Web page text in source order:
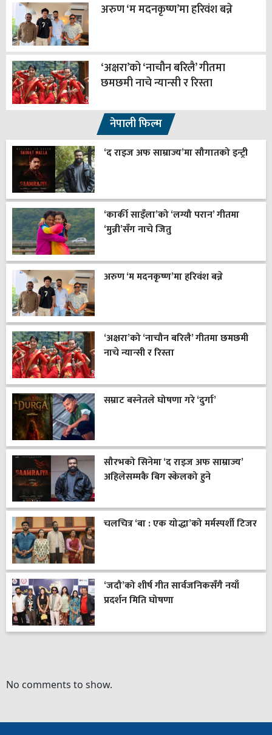
अरुण ‘म मदनकृष्ण’मा हरिवंश बन्ने
‘अक्षरा’को ‘नाचौन बरिलै’ गीतमा
छमछमी नाचे न्यान्सी र रिस्ता
नेपाली फिल्म
‘द राइज अफ साम्राज्य’मा सौगातको इन्ट्री
‘कार्की साइँला’को ‘लग्यौ परान’ गीतमा
‘मुन्नी’सँग नाचे जितु
अरुण ‘म मदनकृष्ण’मा हरिवंश बन्ने
‘अक्षरा’को ‘नाचौन बरिलै’ गीतमा छमछमी
नाचे न्यान्सी र रिस्ता
सम्राट बस्नेतले घोषणा गरे ‘दुर्गा’
सौरभको सिनेमा ‘द राइज अफ साम्राज्य’
अहिलेसम्मकै बिग स्केलको हुने
चलचित्र ‘बा : एक योद्धा’को मर्मस्पर्शी टिजर
‘जदौ’को शीर्ष गीत सार्वजनिकसँगै नयाँ
प्रदर्शन मिति घोषणा
No comments to show.